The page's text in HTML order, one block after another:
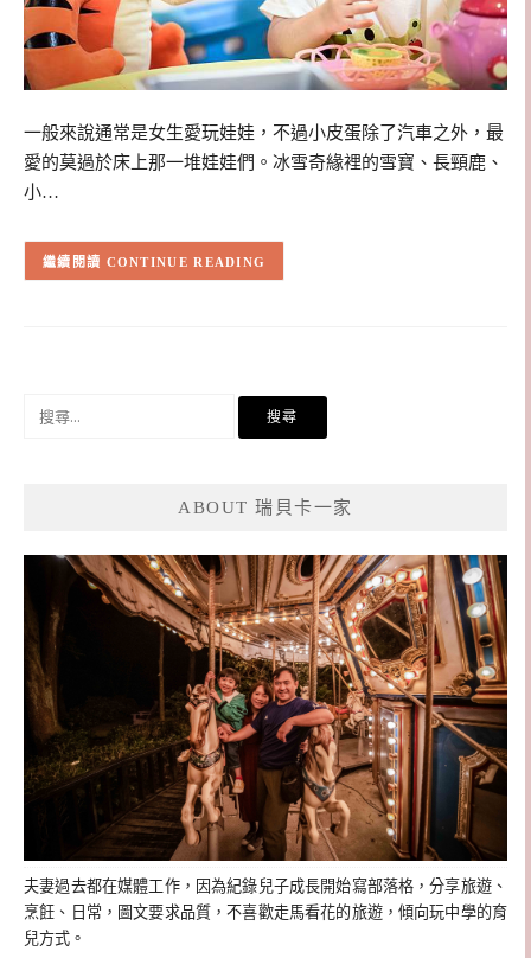
一般來說通常是女生愛玩娃娃，不過小皮蛋除了汽車之外，最
愛的莫過於床上那一堆娃娃們。冰雪奇緣裡的雪寶、長頸鹿、
小…
CONTINUE READING
ABOUT 瑞貝卡一家
夫妻過去都在媒體工作，因為紀錄兒子成長開始寫部落格，分享旅遊、
烹飪、日常，圖文要求品質，不喜歡走馬看花的旅遊，傾向玩中學的育
兒方式。